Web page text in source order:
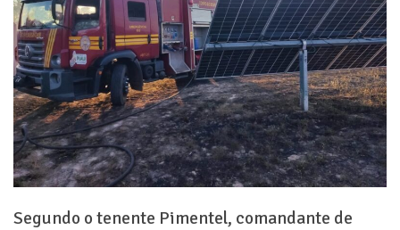
Segundo o tenente Pimentel, comandante de